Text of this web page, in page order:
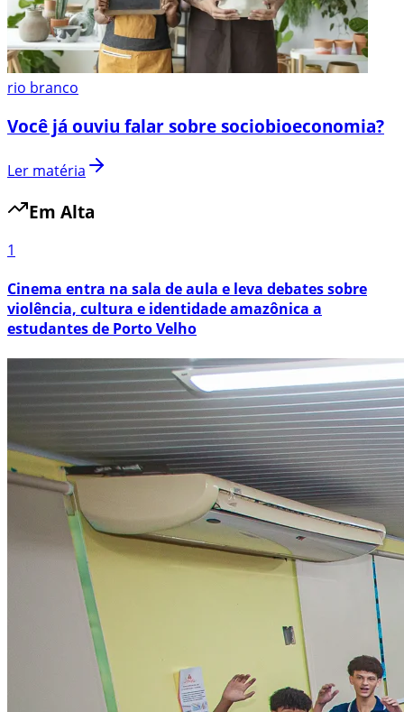
rio branco
Você já ouviu falar sobre sociobioeconomia?
Ler matéria
Em Alta
1
Cinema entra na sala de aula e leva debates sobre
violência, cultura e identidade amazônica a
estudantes de Porto Velho